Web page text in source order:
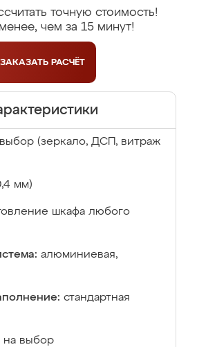
точную стоимость!
чем за 15 минут!
ЗАКАЗАТЬ РАСЧЁТ
(зеркало, ДСП, витраж
мм)
шкафа любого
алюминиевая,
стандартная
на выбор